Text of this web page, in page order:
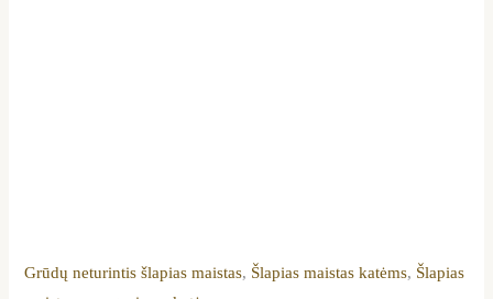
Grūdų neturintis šlapias maistas, Šlapias maistas katėms, Šlapias